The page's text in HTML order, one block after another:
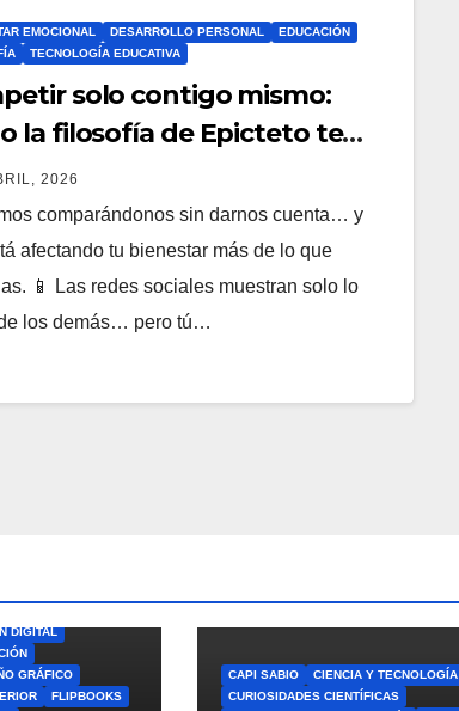
EMOCIONAL DESARROLLO PERSONAL
EDUCACIÓN
TECNOLOGÍA EDUCATIVA
solo contigo mismo:
la filosofía de Epicteto te
a dejar de compararte con
en la era digital
2026
comparándonos sin darnos cuenta… y
afectando tu bienestar más de lo que
📱 Las redes sociales muestran solo lo
los demás… pero tú…
DIGITAL
GRÁFICO
FLIPBOOKS
CAPI SABIO
CIENCIA Y TECNOLOGÍA
CURIOSIDADES CIENTÍFICAS